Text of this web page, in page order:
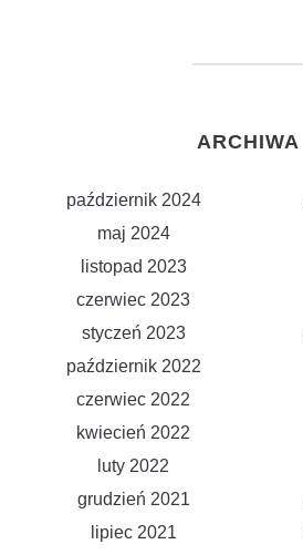
ARCHIWA
październik 2024
maj 2024
listopad 2023
czerwiec 2023
styczeń 2023
październik 2022
czerwiec 2022
kwiecień 2022
luty 2022
grudzień 2021
lipiec 2021